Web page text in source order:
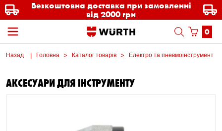
Безкоштовна доставка при замовленні
від 2000 грн
0
Назад Головна Каталог товарів Електро та пневмоінструмент
АКСЕСУАРИ ДЛЯ ІНСТРУМЕНТУ